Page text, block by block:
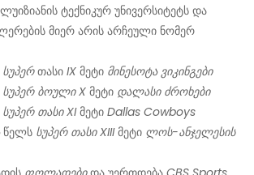
ტექნიკურ უნივერსიტეტს და
მიერ არის არჩეული ნომერ
სუპერთასი IX მეტი მინესოტა ვიკინგები
სუპერ ბოული X მეტი დალასი ძროხები
სუპერ თასი XIმეტი Dallas Cowboys
წელს სუპერ თასი XIIIმეტი ლოს-ანჯელესის